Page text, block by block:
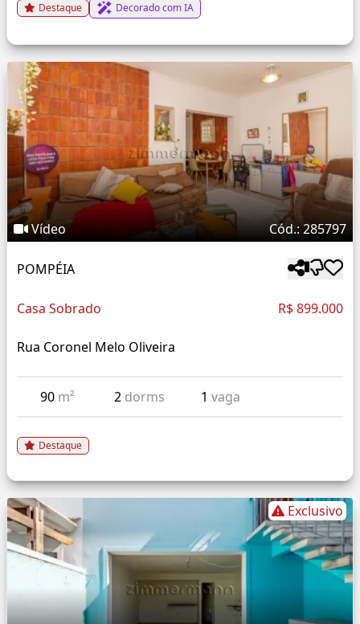
Destaque Decorado com IA
Vídeo Cód.: 285797
POMPÉIA
Casa Sobrado R$ 899.000
Rua Coronel Melo Oliveira
90 m² 2 dorms 1vaga
Destaque
Exclusivo